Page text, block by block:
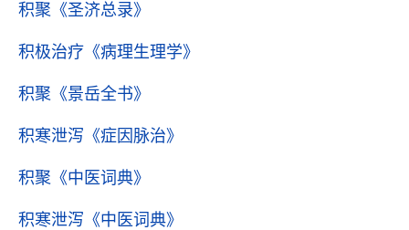
积聚 《圣济总录》
积极治疗 《病理生理学》
积聚 《景岳全书》
积寒泄泻 《症因脉治》
积聚 《中医词典》
积寒泄泻 《中医词典》